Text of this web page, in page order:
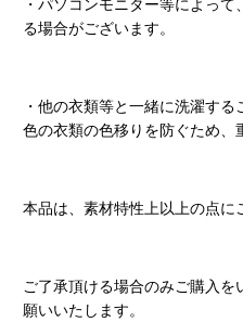
・パソコンモニター等によっ
る場合がございます。
・他の衣類等と一緒に洗濯す
色の衣類の色移りを防ぐため、
本品は、素材特性上以上の点に
ご了承頂ける場合のみご購入
願いいたします。